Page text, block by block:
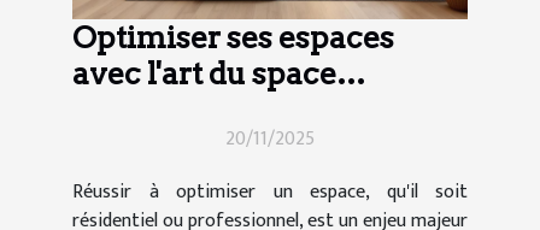
Optimiser ses espaces
avec l'art du space
20/11/2025
Réussir à optimiser un espace, qu'il soit
résidentiel ou professionnel, est un enjeu majeur